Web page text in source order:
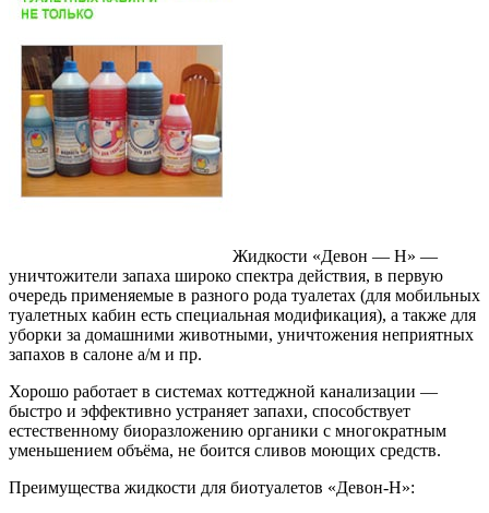
Жидкости «Девон — Н» —
уничтожители запаха широко спектра действия, в первую
очередь применяемые в разного рода туалетах (для мобильных
туалетных кабин есть специальная модификация), а также для
уборки за домашними животными, уничтожения неприятных
запахов в салоне а/м и пр.
Хорошо работает в системах коттеджной канализации —
быстро и эффективно устраняет запахи, способствует
естественному биоразложению органики с многократным
уменьшением объёма, не боится сливов моющих средств.
Преимущества жидкости для биотуалетов «Девон-Н»: